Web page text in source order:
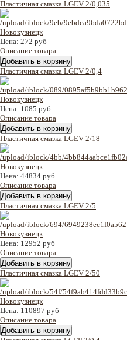
Пластичная смазка LGEV 2/0,035
Цена: 272 руб
Описание товара
Пластичная смазка LGEV 2/0,4
Цена: 1085 руб
Описание товара
Пластичная смазка LGEV 2/18
Цена: 44834 руб
Описание товара
Пластичная смазка LGEV 2/5
Цена: 12952 руб
Описание товара
Пластичная смазка LGEV 2/50
Цена: 110897 руб
Описание товара